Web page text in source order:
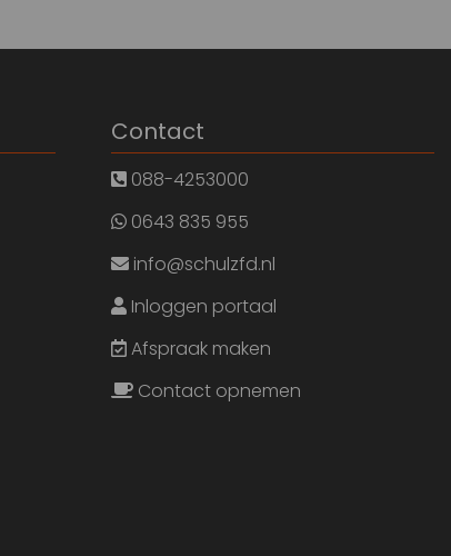
Contact
088-4253000
0643 835 955
info@schulzfd.nl
Inloggen portaal
Afspraak maken
Contact opnemen